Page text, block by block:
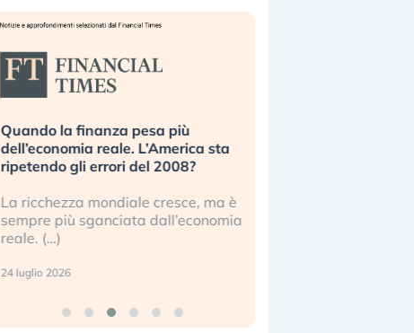
Quando la finanza pesa più
dell’economia reale. L’America sta
ripetendo gli errori del 2008?
La ricchezza mondiale cresce, ma è
sempre più sganciata dall’economia
reale. (…)
24 luglio 2026